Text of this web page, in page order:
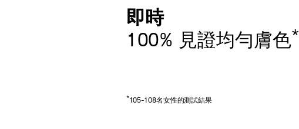
即時
100% 見證均勻膚色*
*105-108名女性的測試結果